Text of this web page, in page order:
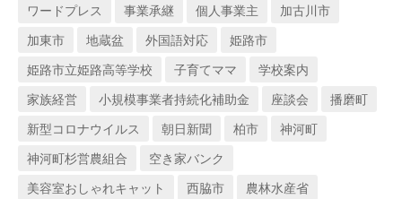
ワードプレス
事業承継 個人事業主
加古川市
加東市
地蔵盆 外国語対応
姫路市
姫路市立姫路高等学校
子育てママ
学校案内
家族経営
小規模事業者持続化補助金 座談会
播磨町
新型コロナウイルス
朝日新聞 柏市
神河町
神河町杉営農組合
空き家バンク
美容室おしゃれキャット
西脇市
農林水産省